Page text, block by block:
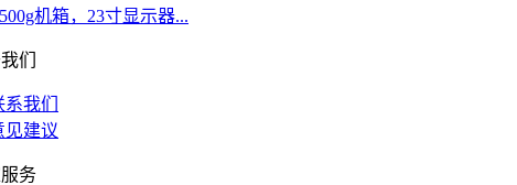
机箱，23寸显示器...
们
系我们
见建议
务